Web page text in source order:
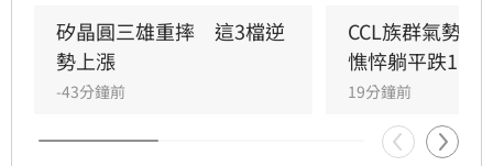
獨斐成表現疲軟，逆勢小跌0.49%，成為派對中
的唯一遺珠。投資人面對大盤劇烈波動，仍需保
持審慎評估市場風險。本新聞內容僅供參考，不
構成投資建議，投資人應自行評估並承擔交易結
果。
矽晶圓三雄重摔　這3檔逆
勢上漲
-43分鐘前
CCL族群氣勢如
憔悴躺平跌1.6%
19分鐘前